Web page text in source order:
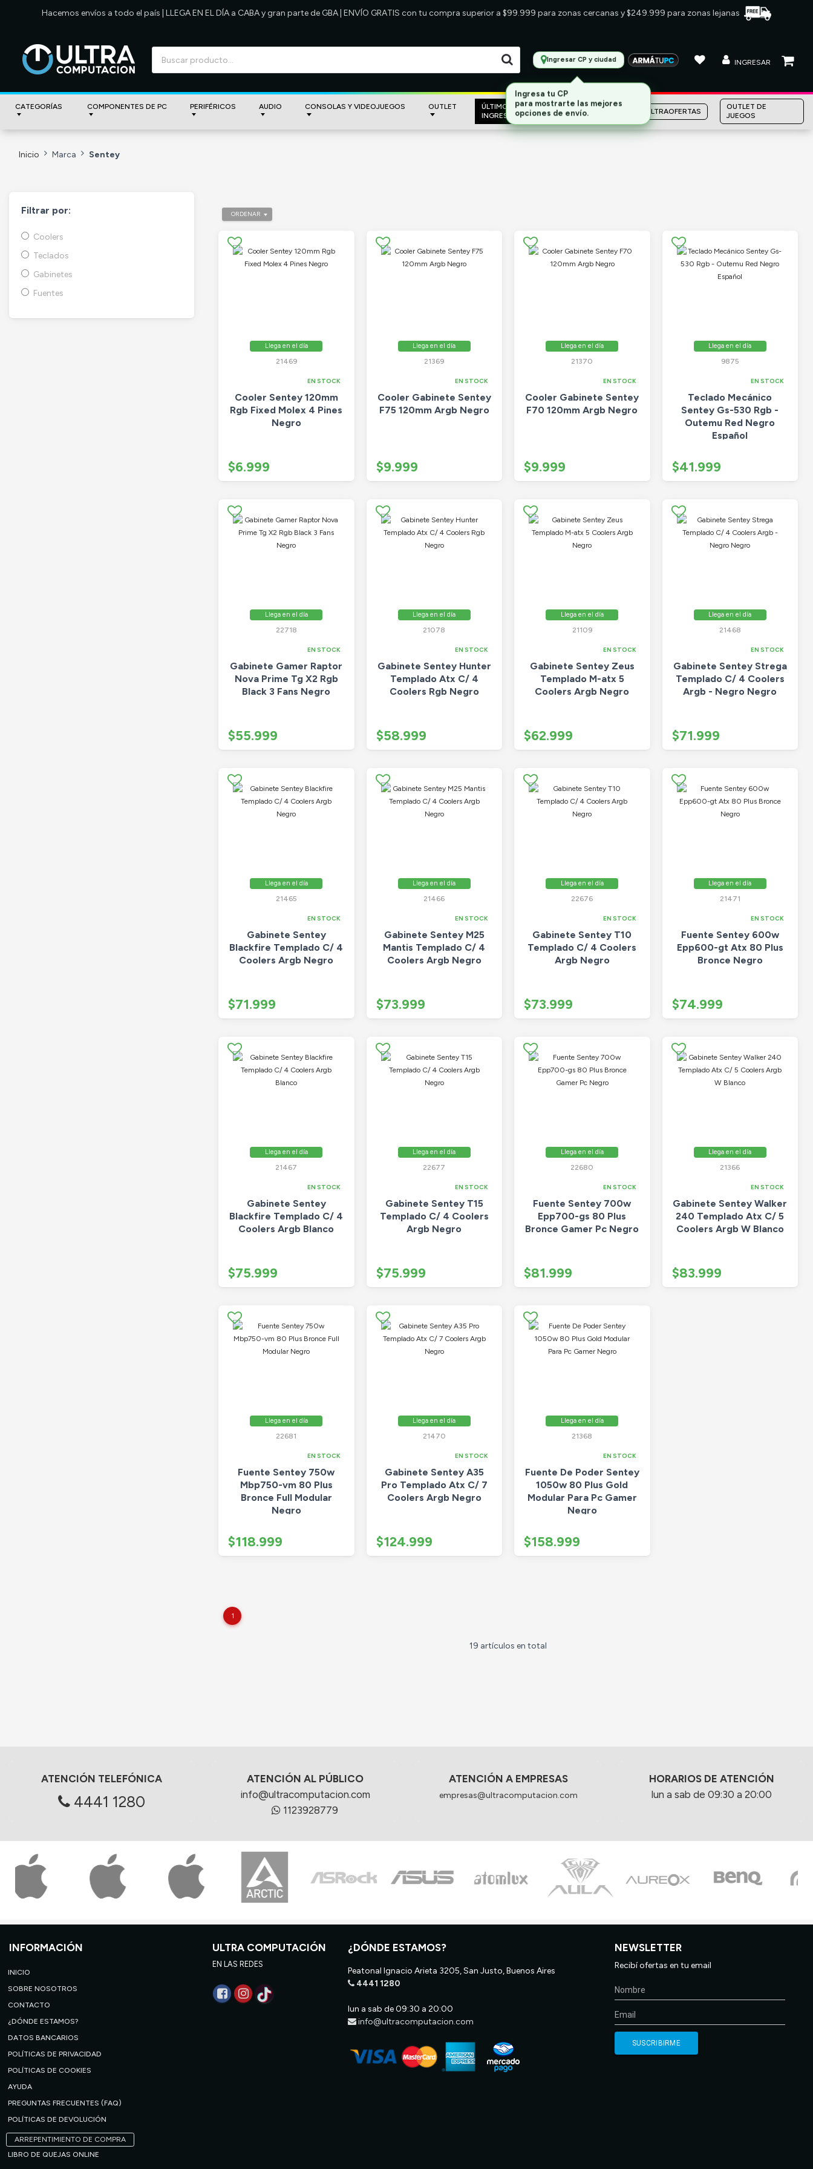
Hacemos envíos a todo el país | LLEGA EN EL DÍA a CABA y gran parte de GBA | ENVÍO GRATIS con tu compra superior a $99.999 para zonas cercanas y $249.999 para zonas lejanas
Ingresar CP y ciudad INGRESAR
CATEGORÍAS COMPONENTES DE PC PERIFÉRICOS AUDIO CONSOLAS Y VIDEOJUEGOS OUTLET
ÚLTIMOS
INGRESOS
MARCAS
ULTRAOFERTAS
OUTLET DE
JUEGOS
Inicio Marca Sentey
Filtrar por:
Coolers
Teclados
Gabinetes
Fuentes
ORDENAR
Llega en el día
21469
EN STOCK
Cooler Sentey 120mm
Rgb Fixed Molex 4 Pines
Negro
$6.999
Llega en el día
21369
EN STOCK
Cooler Gabinete Sentey
F75 120mm Argb Negro
$9.999
Llega en el día
21370
EN STOCK
Cooler Gabinete Sentey
F70 120mm Argb Negro
$9.999
Llega en el día
9875
EN STOCK
Teclado Mecánico
Sentey Gs-530 Rgb -
Outemu Red Negro
Español
$41.999
Llega en el día
22718
EN STOCK
Gabinete Gamer Raptor
Nova Prime Tg X2 Rgb
Black 3 Fans Negro
$55.999
Llega en el día
21078
EN STOCK
Gabinete Sentey Hunter
Templado Atx C/ 4
Coolers Rgb Negro
$58.999
Llega en el día
21109
EN STOCK
Gabinete Sentey Zeus
Templado M-atx 5
Coolers Argb Negro
$62.999
Llega en el día
21468
EN STOCK
Gabinete Sentey Strega
Templado C/ 4 Coolers
Argb - Negro Negro
$71.999
Llega en el día
21465
EN STOCK
Gabinete Sentey
Blackfire Templado C/ 4
Coolers Argb Negro
$71.999
Llega en el día
21466
EN STOCK
Gabinete Sentey M25
Mantis Templado C/ 4
Coolers Argb Negro
$73.999
Llega en el día
22676
EN STOCK
Gabinete Sentey T10
Templado C/ 4 Coolers
Argb Negro
$73.999
Llega en el día
21471
EN STOCK
Fuente Sentey 600w
Epp600-gt Atx 80 Plus
Bronce Negro
$74.999
Llega en el día
21467
EN STOCK
Gabinete Sentey
Blackfire Templado C/ 4
Coolers Argb Blanco
$75.999
Llega en el día
22677
EN STOCK
Gabinete Sentey T15
Templado C/ 4 Coolers
Argb Negro
$75.999
Llega en el día
22680
EN STOCK
Fuente Sentey 700w
Epp700-gs 80 Plus
Bronce Gamer Pc Negro
$81.999
Llega en el día
21366
EN STOCK
Gabinete Sentey Walker
240 Templado Atx C/ 5
Coolers Argb W Blanco
$83.999
Llega en el día
22681
EN STOCK
Fuente Sentey 750w
Mbp750-vm 80 Plus
Bronce Full Modular
Negro
$118.999
Llega en el día
21470
EN STOCK
Gabinete Sentey A35
Pro Templado Atx C/ 7
Coolers Argb Negro
$124.999
Llega en el día
21368
EN STOCK
Fuente De Poder Sentey
1050w 80 Plus Gold
Modular Para Pc Gamer
Negro
$158.999
1
19 artículos en total
ATENCIÓN TELEFÓNICA
4441 1280
ATENCIÓN AL PÚBLICO
info@ultracomputacion.com
1123928779
ATENCIÓN A EMPRESAS
empresas@ultracomputacion.com
HORARIOS DE ATENCIÓN
lun a sab de 09:30 a 20:00
INFORMACIÓN
INICIO
SOBRE NOSOTROS
CONTACTO
¿DÓNDE ESTAMOS?
DATOS BANCARIOS
POLÍTICAS DE PRIVACIDAD
POLÍTICAS DE COOKIES
AYUDA
PREGUNTAS FRECUENTES (FAQ)
POLÍTICAS DE DEVOLUCIÓN
ARREPENTIMIENTO DE COMPRA
LIBRO DE QUEJAS ONLINE
ULTRA COMPUTACIÓN
EN LAS REDES
¿DÓNDE ESTAMOS?
Peatonal Ignacio Arieta 3205, San Justo, Buenos Aires
4441 1280
lun a sab de 09:30 a 20:00
info@ultracomputacion.com
NEWSLETTER
Recibí ofertas en tu email